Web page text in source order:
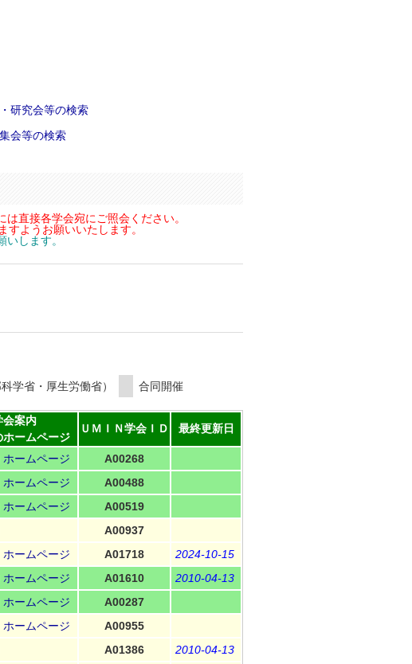
研究会等の検索
会等の検索
直接各学会宛にご照会ください。
ようお願いいたします。
いします。
学省・厚生労働省） 合同開催
会案内
ームページ
ＵＭＩＮ学会ＩＤ 最終更新日
ホームページ
A00268
ホームページ
A00488
ホームページ
A00519
A00937
ホームページ A01718
2024-10-15
ホームページ A01610
2010-04-13
ホームページ
A00287
ホームページ
A00955
A01386
2010-04-13